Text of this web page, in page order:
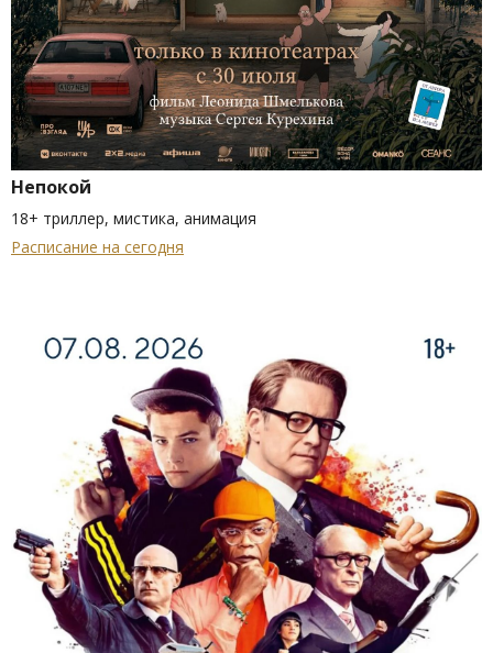
Непокой
18+ триллер, мистика, анимация
Расписание на сегодня